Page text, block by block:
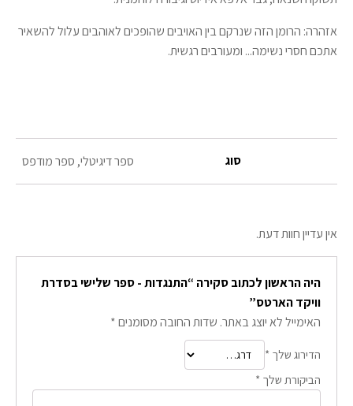
אזהרה: הרומן הזה שנרקם בין האויבים שהופכים לאוהבים עלול להשאיר
אתכם חסרי נשימה... ומעורבים רגשית.
סוג ספר דיגיטלי, ספר מודפס
אין עדיין חוות דעת.
היה הראשון לכתוב סקירה “התנגדות - ספר שלישי בסדרת
וויקד הארטס”
האימייל לא יוצג באתר. שדות החובה מסומנים*
הדירוג שלך *
הביקורת שלך *